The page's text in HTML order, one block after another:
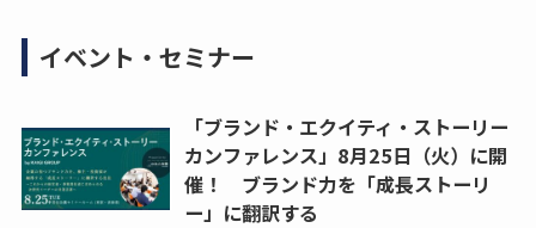
イベント・セミナー
「ブランド・エクイティ・ストーリー
カンファレンス」8月25日（火）に開
催！ ブランド力を「成長ストーリ
ー」に翻訳する